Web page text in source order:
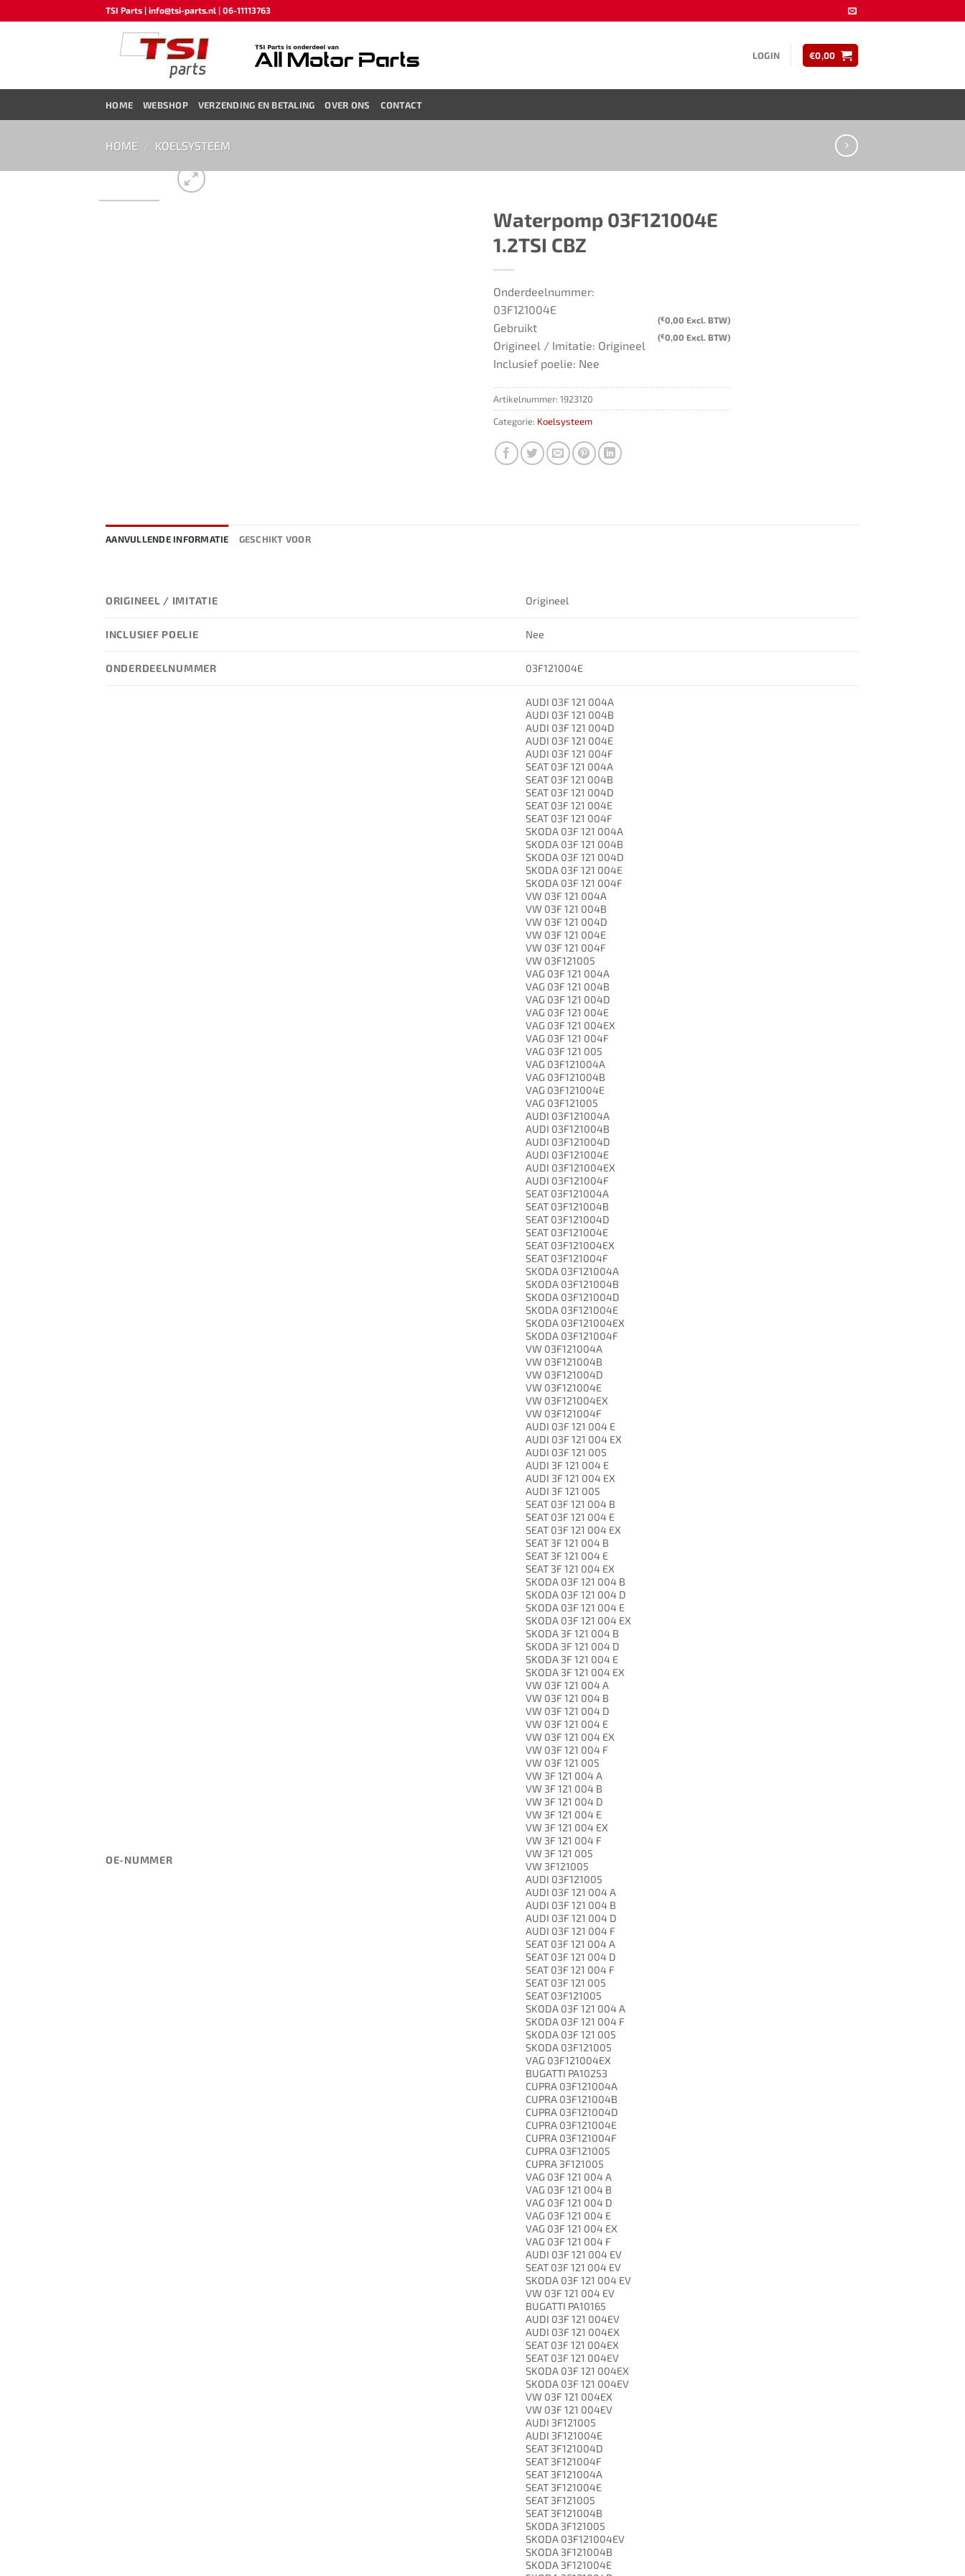
naar
TSI Parts | info@tsi-parts.nl | 06-11113763
LOGIN €0,00
HOME WEBSHOP VERZENDING EN BETALING OVER ONS CONTACT
HOME / KOELSYSTEEM
Waterpomp ​​03F121004E ​ ​​​
1.2TSI CBZ
(€0,00 Excl. BTW)
(€0,00 Excl. BTW)
Onderdeelnummer:
03F121004E
Gebruikt
Origineel / Imitatie: Origineel
Inclusief poelie: Nee
Artikelnummer: 1923120
Categorie: Koelsysteem
AANVULLENDE INFORMATIE GESCHIKT VOOR
ORIGINEEL / IMITATIE Origineel
INCLUSIEF POELIE Nee
ONDERDEELNUMMER 03F121004E
OE-NUMMER
AUDI 03F 121 004A
AUDI 03F 121 004B
AUDI 03F 121 004D
AUDI 03F 121 004E
AUDI 03F 121 004F
SEAT 03F 121 004A
SEAT 03F 121 004B
SEAT 03F 121 004D
SEAT 03F 121 004E
SEAT 03F 121 004F
SKODA 03F 121 004A
SKODA 03F 121 004B
SKODA 03F 121 004D
SKODA 03F 121 004E
SKODA 03F 121 004F
VW 03F 121 004A
VW 03F 121 004B
VW 03F 121 004D
VW 03F 121 004E
VW 03F 121 004F
VW 03F121005
VAG 03F 121 004A
VAG 03F 121 004B
VAG 03F 121 004D
VAG 03F 121 004E
VAG 03F 121 004EX
VAG 03F 121 004F
VAG 03F 121 005
VAG 03F121004A
VAG 03F121004B
VAG 03F121004E
VAG 03F121005
AUDI 03F121004A
AUDI 03F121004B
AUDI 03F121004D
AUDI 03F121004E
AUDI 03F121004EX
AUDI 03F121004F
SEAT 03F121004A
SEAT 03F121004B
SEAT 03F121004D
SEAT 03F121004E
SEAT 03F121004EX
SEAT 03F121004F
SKODA 03F121004A
SKODA 03F121004B
SKODA 03F121004D
SKODA 03F121004E
SKODA 03F121004EX
SKODA 03F121004F
VW 03F121004A
VW 03F121004B
VW 03F121004D
VW 03F121004E
VW 03F121004EX
VW 03F121004F
AUDI 03F 121 004 E
AUDI 03F 121 004 EX
AUDI 03F 121 005
AUDI 3F 121 004 E
AUDI 3F 121 004 EX
AUDI 3F 121 005
SEAT 03F 121 004 B
SEAT 03F 121 004 E
SEAT 03F 121 004 EX
SEAT 3F 121 004 B
SEAT 3F 121 004 E
SEAT 3F 121 004 EX
SKODA 03F 121 004 B
SKODA 03F 121 004 D
SKODA 03F 121 004 E
SKODA 03F 121 004 EX
SKODA 3F 121 004 B
SKODA 3F 121 004 D
SKODA 3F 121 004 E
SKODA 3F 121 004 EX
VW 03F 121 004 A
VW 03F 121 004 B
VW 03F 121 004 D
VW 03F 121 004 E
VW 03F 121 004 EX
VW 03F 121 004 F
VW 03F 121 005
VW 3F 121 004 A
VW 3F 121 004 B
VW 3F 121 004 D
VW 3F 121 004 E
VW 3F 121 004 EX
VW 3F 121 004 F
VW 3F 121 005
VW 3F121005
AUDI 03F121005
AUDI 03F 121 004 A
AUDI 03F 121 004 B
AUDI 03F 121 004 D
AUDI 03F 121 004 F
SEAT 03F 121 004 A
SEAT 03F 121 004 D
SEAT 03F 121 004 F
SEAT 03F 121 005
SEAT 03F121005
SKODA 03F 121 004 A
SKODA 03F 121 004 F
SKODA 03F 121 005
SKODA 03F121005
VAG 03F121004EX
BUGATTI PA10253
CUPRA 03F121004A
CUPRA 03F121004B
CUPRA 03F121004D
CUPRA 03F121004E
CUPRA 03F121004F
CUPRA 03F121005
CUPRA 3F121005
VAG 03F 121 004 A
VAG 03F 121 004 B
VAG 03F 121 004 D
VAG 03F 121 004 E
VAG 03F 121 004 EX
VAG 03F 121 004 F
AUDI 03F 121 004 EV
SEAT 03F 121 004 EV
SKODA 03F 121 004 EV
VW 03F 121 004 EV
BUGATTI PA10165
AUDI 03F 121 004EV
AUDI 03F 121 004EX
SEAT 03F 121 004EX
SEAT 03F 121 004EV
SKODA 03F 121 004EX
SKODA 03F 121 004EV
VW 03F 121 004EX
VW 03F 121 004EV
AUDI 3F121005
AUDI 3F121004E
SEAT 3F121004D
SEAT 3F121004F
SEAT 3F121004A
SEAT 3F121004E
SEAT 3F121005
SEAT 3F121004B
SKODA 3F121005
SKODA 03F121004EV
SKODA 3F121004B
SKODA 3F121004E